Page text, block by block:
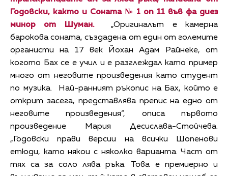
Годовски, както и Соната № 1 оп 11 във фа диез
минор от Шуман.
„Оригиналът е камерна
барокова соната, създадена от един от големите
органисти на 17 век Йохан Адам Райнеке, от
когото Бах се е учил и е разглеждал като пример
много от неговите произведения като студент
по музика. Най-ранният ръкопис на Бах, който е
открит засега, представлява препис на едно от
неговите произведения“, описа първото
произведение Мария Десислава-Стойчева.
„Годовски прави версии на всички Шопенови
етюди, като някои с няколко варианта. Част от
тях са за соло лява ръка. Това е премиерно и